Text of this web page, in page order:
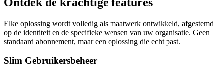
Elke oplossing wordt volledig als maatwerk ontwikkeld, afgestemd
op de identiteit en de specifieke wensen van uw organisatie. Geen
standaard abonnement, maar een oplossing die echt past.
Slim Gebruikersbeheer